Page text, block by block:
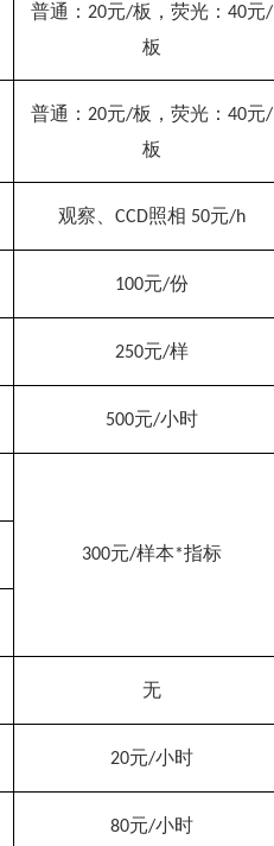
普通： 20元/板，荧光： 40元/
板
普通： 20元/板，荧光： 40元/
板
观察、 CCD照相 50元/h
100元/份
250元/样
500元/小时
300元/样本*指标
无
20元/小时
80元/小时